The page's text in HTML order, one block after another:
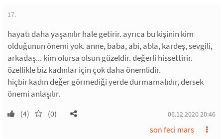
17.
hayatı daha yaşanılır hale getirir. ayrıca bu kişinin kim
olduğunun önemi yok. anne, baba, abi, abla, kardeş, sevgili,
arkadaş... kim olursa olsun güzeldir. değerli hissettirir.
özellikle biz kadınlar için çok daha önemlidir.
hiçbir kadın değer görmediği yerde durmamalıdır, dersek
önemi anlaşılır.
(4) (0) 06.12.2020 20:46
son feci mars